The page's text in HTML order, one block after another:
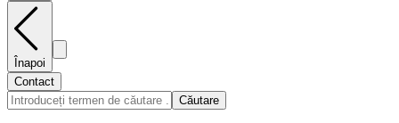
Înapoi
Contact
Căutare